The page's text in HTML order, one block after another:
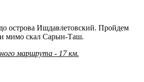
острова Ишдавлетовский. Пройдем
и мимо скал Сарын-Таш.
маршрута - 17 км.